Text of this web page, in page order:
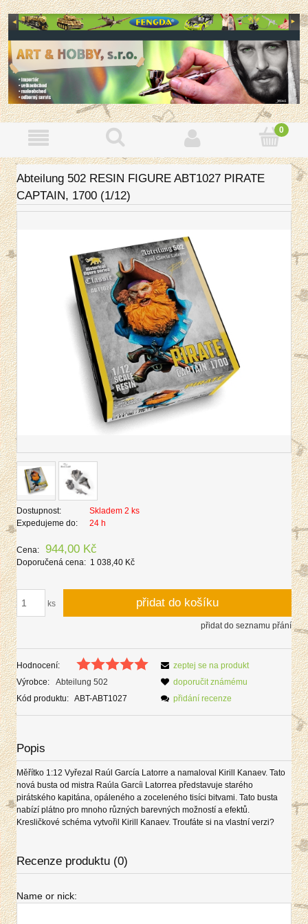
Abteilung 502 RESIN FIGURE ABT1027 PIRATE
CAPTAIN, 1700 (1/12)
Dostupnost:
Skladem 2 ks
Expedujeme do:
24 h
Cena: 944,00 Kč
Doporučená cena: 1 038,40 Kč
ks přidat do košíku
přidat do seznamu přání
Hodnocení:
Výrobce:
Abteilung 502
Kód produktu: ABT-ABT1027
zeptej se na produkt
doporučit známému
přidání recenze
Popis
Měřítko 1:12 Vyřezal Raúl García Latorre a namaloval Kirill Kanaev. Tato
nová busta od mistra Raúla Garcíi Latorrea představuje starého
pirátského kapitána, opáleného a zoceleného tisíci bitvami. Tato busta
nabízí plátno pro mnoho různých barevných možností a efektů.
Kresličkové schéma vytvořil Kirill Kanaev. Troufáte si na vlastní verzi?
Recenze produktu (0)
Name or nick: